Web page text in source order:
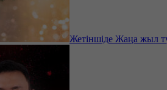
Жетіншіде Жаңа жыл